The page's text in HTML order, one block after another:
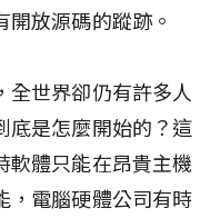
放源碼的蹤跡。
世界卻仍有許多人
底是怎麼開始的？這
軟體只能在昂貴主機
，電腦硬體公司有時